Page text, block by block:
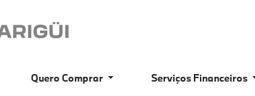
Quero Comprar Serviços Financeiros